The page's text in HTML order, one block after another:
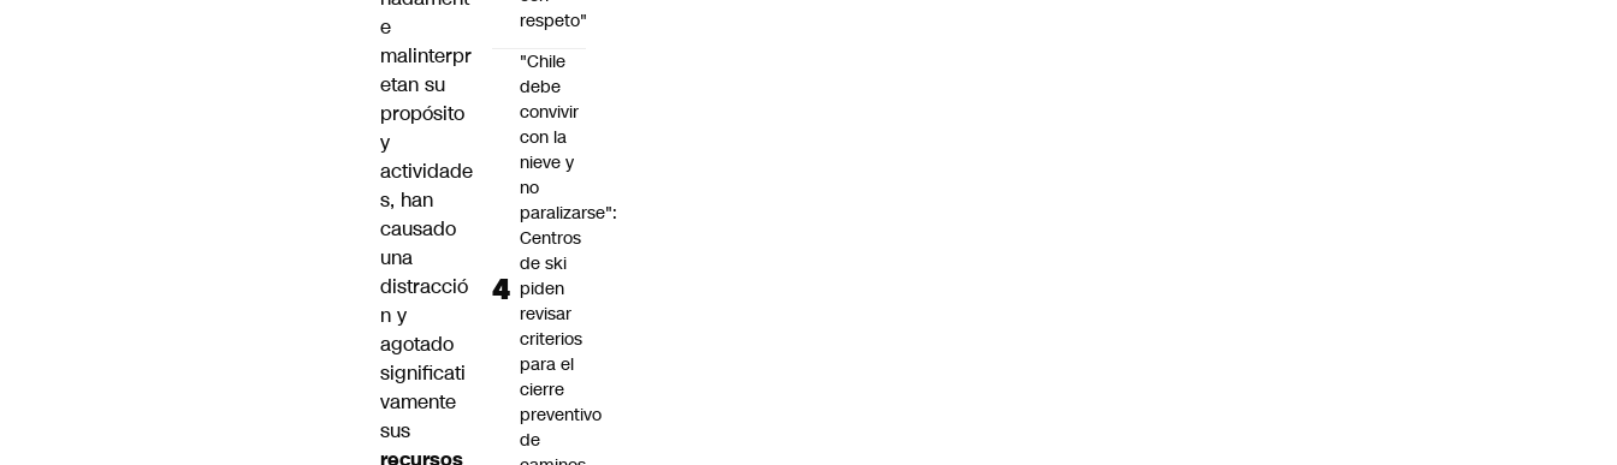
e
malinterpr
etan su
propósito
y
actividade
s, han
causado
una
distracció
n y
agotado
significati
vamente
sus
recursos
respeto"
"Chile
debe
convivir
con la
nieve y
no
paralizarse":
Centros
de ski
piden
revisar
criterios
para el
cierre
preventivo
de